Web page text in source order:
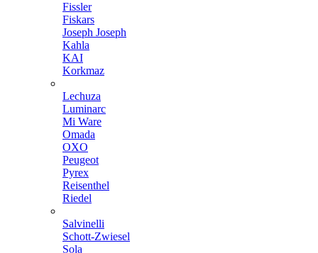
Fissler
Fiskars
Joseph Joseph
Kahla
KAI
Korkmaz
Lechuza
Luminarc
Mi Ware
Omada
OXO
Peugeot
Pyrex
Reisenthel
Riedel
Salvinelli
Schott-Zwiesel
Sola